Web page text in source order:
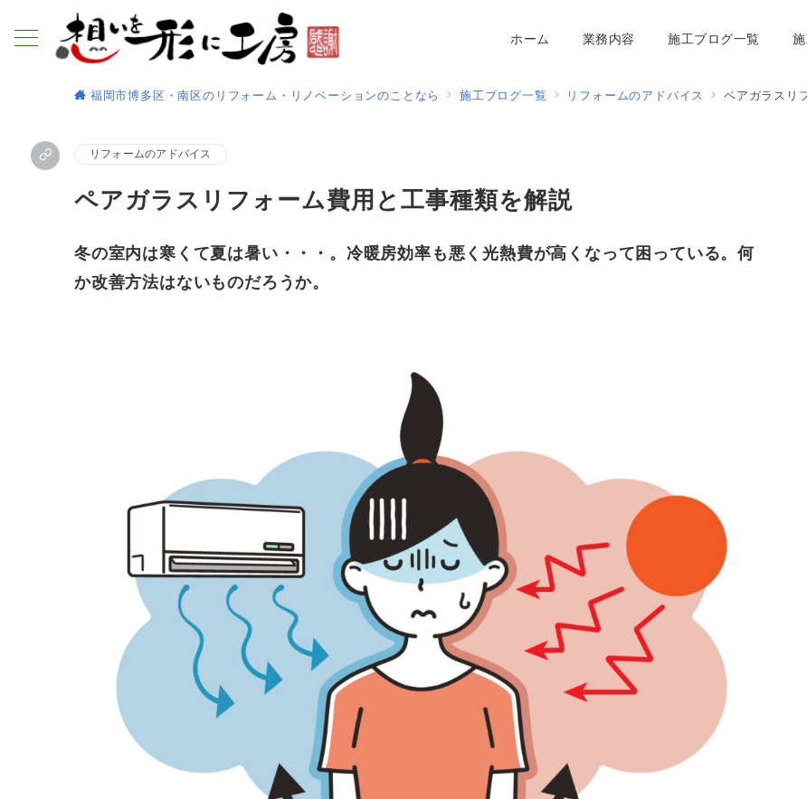
ホーム 業務内容 施工ブログ一覧
福岡市博多区・南区のリフォーム・リノベーションのことなら 施工ブログ一覧 リフォームのアドバイス ペアガラスリ
リフォームのアドバイス
ペアガラスリフォーム費用と工事種類を解説
冬の室内は寒くて夏は暑い・・・。冷暖房効率も悪く光熱費が高くなって困っている。何
か改善方法はないものだろうか。